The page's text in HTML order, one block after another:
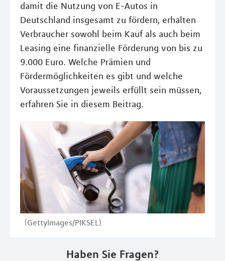
damit die Nutzung von E-Autos in
Deutschland insgesamt zu fördern, erhalten
Verbraucher sowohl beim Kauf als auch beim
Leasing eine finanzielle Förderung von bis zu
9.000 Euro. Welche Prämien und
Fördermöglichkeiten es gibt und welche
Voraussetzungen jeweils erfüllt sein müssen,
erfahren Sie in diesem Beitrag.
(GettyImages/PIKSEL)
Haben Sie Fragen?